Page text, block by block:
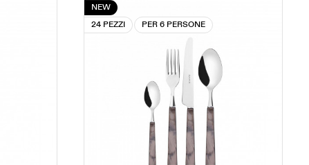
NEW
24 PEZZI
PER 6 PERSONE